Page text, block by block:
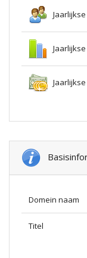
Domein naam
Titel